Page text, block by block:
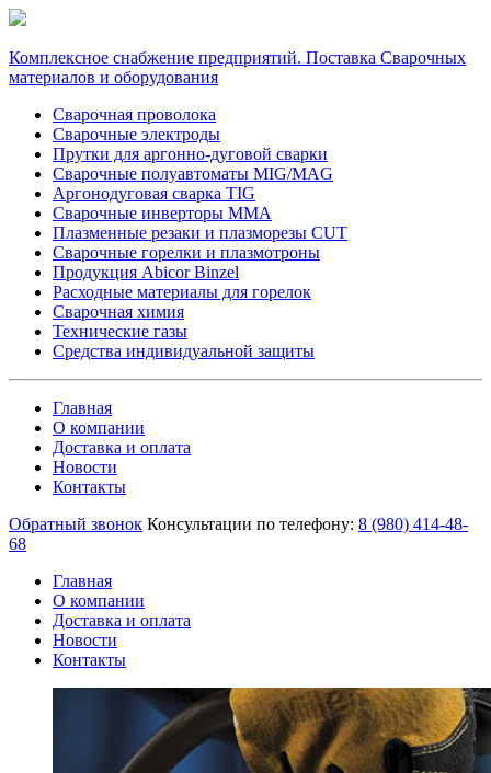
Комплексное снабжение предприятий. Поставка Сварочных
материалов и оборудования
Сварочная проволока
Сварочные электроды
Прутки для аргонно-дуговой сварки
Сварочные полуавтоматы MIG/MAG
Аргонодуговая сварка TIG
Сварочные инверторы MMA
Плазменные резаки и плазморезы CUT
Сварочные горелки и плазмотроны
Продукция Abicor Binzel
Расходные материалы для горелок
Сварочная химия
Технические газы
Средства индивидуальной защиты
Главная
О компании
Доставка и оплата
Новости
Контакты
Обратный звонок Консультации по телефону: 8 (980) 414-48-
68
Главная
О компании
Доставка и оплата
Новости
Контакты